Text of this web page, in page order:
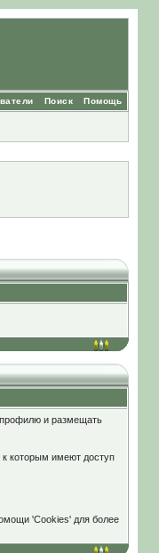
Помощь
Поиск
и размещать
которым имеют доступ
'Cookies' для более